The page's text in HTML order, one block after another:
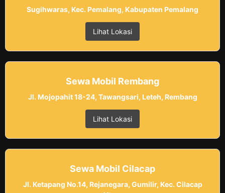
Sugihwaras, Kec. Pemalang, Kabupaten Pemalang
Lihat Lokasi
Sewa Mobil Rembang
Jl. Mojopahit 18-24, Tawangsari, Leteh, Rembang
Lihat Lokasi
Sewa Mobil Cilacap
Jl. Ketapang No.14, Rejanegara, Gumilir, Kec. Cilacap